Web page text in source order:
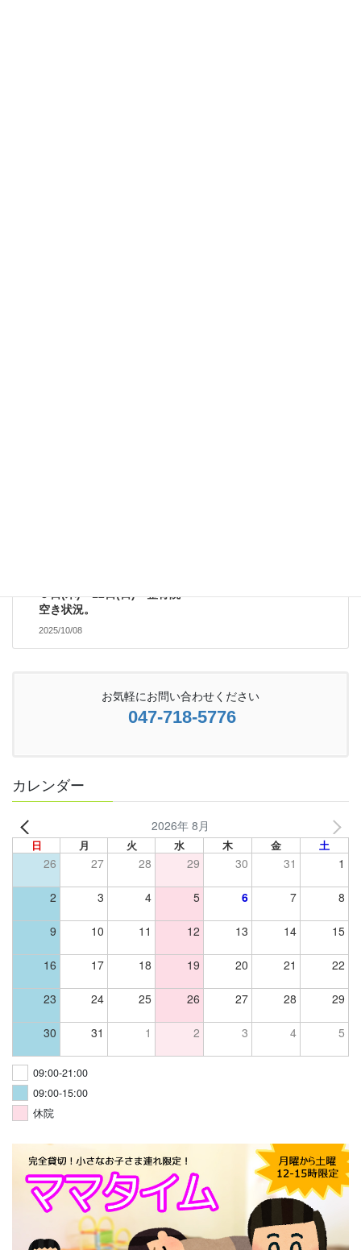
９日(木)～12日(日) 整骨院
空き状況。
2025/10/08
お気軽にお問い合わせください
047-718-5776
カレンダー
2026年 8月
日 月 火 水 木 金 土
26 27 28 29 30 31 1
2 3 4 5 6 7 8
9 10 11 12 13 14 15
16 17 18 19 20 21 22
23 24 25 26 27 28 29
30 31 1 2 3 4 5
09:00-21:00
09:00-15:00
休院